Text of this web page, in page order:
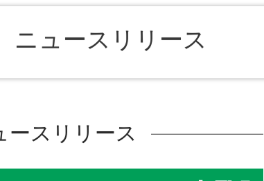
ニュースリリース
ースリリース